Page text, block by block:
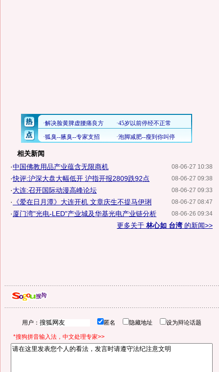
相关新闻
08-06-27 10:38
·中国佛教用品产业蕴含无限商机
08-06-27 09:38
·快评:沪深大盘大幅低开 沪指开报2809跌92点
08-06-27 09:33
·大连:召开国际动漫高峰论坛
08-06-27 08:47
· 《爱在日月潭》大连开机 文章庆生不提马伊琍
08-06-26 09:34
· 厦门湾"光电-LED"产业城及华基光电产业链分析
更多关于 林心如 台湾 的新闻>>
用户： 匿名 隐藏地址 设为辩论话题
*搜狗拼音输入法，中文处理专家>>